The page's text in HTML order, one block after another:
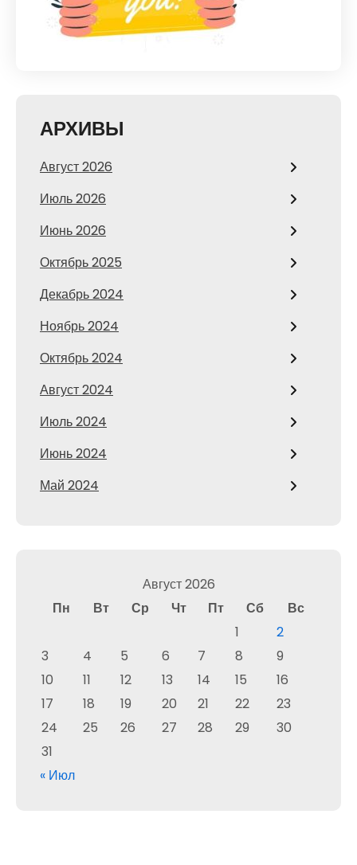
АРХИВЫ
Август 2026
Июль 2026
Июнь 2026
Октябрь 2025
Декабрь 2024
Ноябрь 2024
Октябрь 2024
Август 2024
Июль 2024
Июнь 2024
Май 2024
Август 2026
Пн
Вт Ср Чт Пт Сб
Вс
1
2
3
4 5 6 7 8
9
10
11 12 13 14 15
16
17
18 19 20 21 22
23
24
25 26 27 28 29
30
31
« Июл